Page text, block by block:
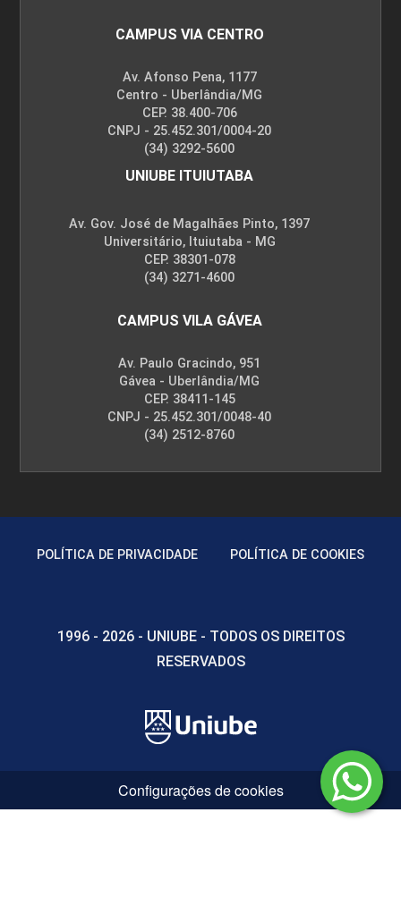
CAMPUS VIA CENTRO
Av. Afonso Pena, 1177
Centro - Uberlândia/MG
CEP. 38.400-706
CNPJ - 25.452.301/0004-20
(34) 3292-5600
UNIUBE ITUIUTABA
Av. Gov. José de Magalhães Pinto, 1397
Universitário, Ituiutaba - MG
CEP. 38301-078
(34) 3271-4600
CAMPUS VILA GÁVEA
Av. Paulo Gracindo, 951
Gávea - Uberlândia/MG
CEP. 38411-145
CNPJ - 25.452.301/0048-40
(34) 2512-8760
POLÍTICA DE PRIVACIDADE POLÍTICA DE COOKIES
1996 - 2026 - UNIUBE - TODOS OS DIREITOS
RESERVADOS
Configurações de cookies